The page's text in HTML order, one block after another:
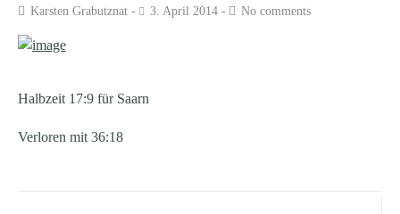
Karsten Grabutznat 3. April 2014 No comments
Halbzeit 17:9 für Saarn
Verloren mit 36:18